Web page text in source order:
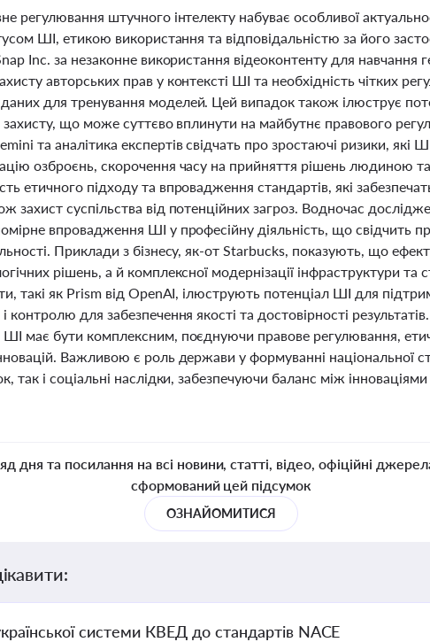
регулювання штучного інтелекту набуває особливої
ШІ, етикою використання та відповідальністю за його
Inc. за незаконне використання відеоконтенту для навчання
авторських прав у контексті ШІ та необхідність чітких
для тренування моделей. Цей випадок також ілюструє
захисту, що може суттєво вплинути на майбутнє правового
та аналітика експертів свідчать про зростаючі ризики, які
озброєнь, скорочення часу на прийняття рішень людиною
етичного підходу та впровадження стандартів, які
захист суспільства від потенційних загроз. Водночас
впровадження ШІ у професійну діяльність, що свідчить
Приклади з бізнесу, як-от Starbucks, показують, що
рішень, а й комплексної модернізації інфраструктури та
такі як Prism від OpenAI, ілюструють потенціал ШІ для
контролю для забезпечення якості та достовірності
має бути комплексним, поєднуючи правове регулювання,
Важливою є роль держави у формуванні національної
так і соціальні наслідки, забезпечуючи баланс між
дня та посилання на всі новини, статті, відео, офіційні
сформований цей підсумок
ОЗНАЙОМИТИСЯ
системи КВЕД до стандартів NACE